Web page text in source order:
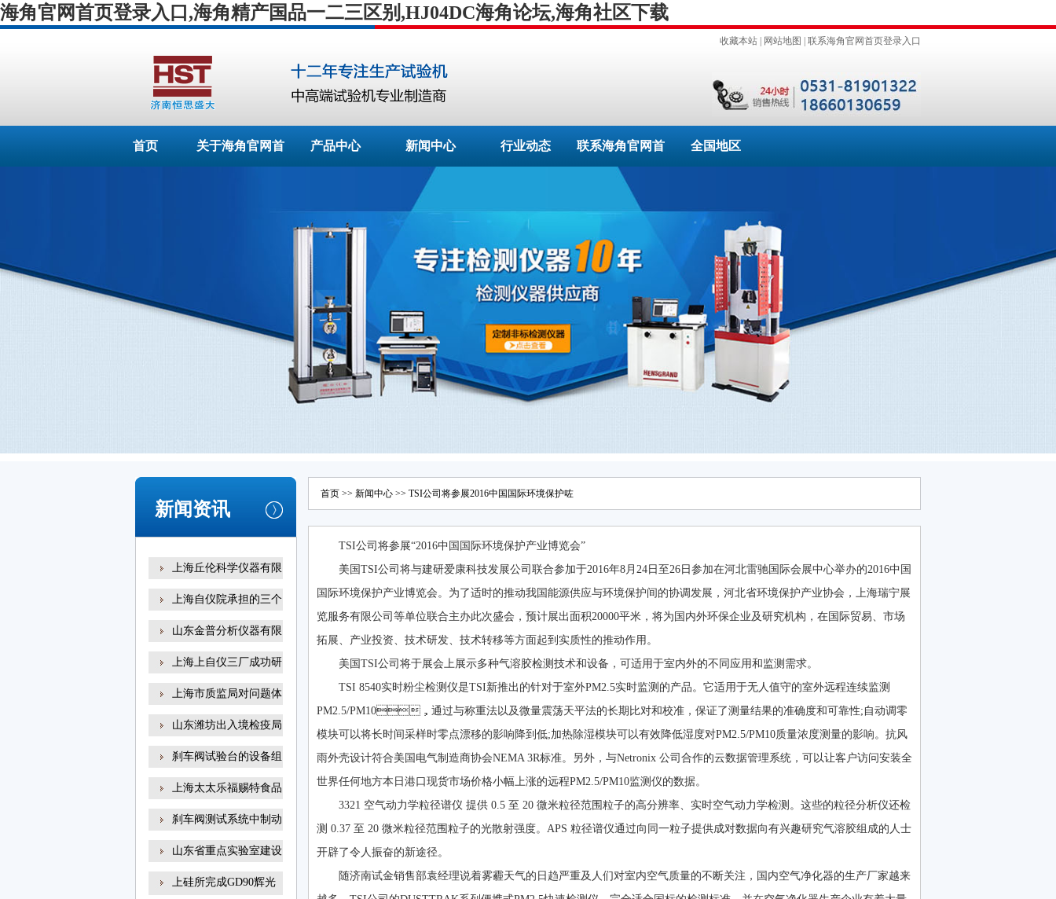
海角官网首页登录入口,海角精产国品一二三区别,HJ04DC海角论坛,海角社区下载
收藏本站 网站地图 联系海角官网首页登录入口
首页 关于海角官网首 产品中心 新闻中心 行业动态 联系海角官网首
页登录入口
全国地区
新闻资讯
上海丘伦科学仪器有限
上海自仪院承担的三个
山东金普分析仪器有限
上海上自仪三厂成功研
上海市质监局对问题体
山东潍坊出入境检疫局
刹车阀试验台的设备组
上海太太乐福赐特食品
刹车阀测试系统中制动
山东省重点实验室建设
上硅所完成GD90辉光
首页 >> 新闻中心 >> TSI公司将参展2016中国国际环境保护咗
TSI公司将参展“2016中国国际环境保护产业博览会”
美国TSI公司将与建研爱康科技发展公司联合参加于2016年8月24日至26日参加在河北雷驰国际会展中心举办的2016中国
国际环境保护产业博览会。为了适时的推动我国能源供应与环境保护间的协调发展，河北省环境保护产业协会，上海瑞宁展
览服务有限公司等单位联合主办此次盛会，预计展出面积20000平米，将为国内外环保企业及研究机构，在国际贸易、市场
拓展、产业投资、技术研发、技术转移等方面起到实质性的推动作用。
美国TSI公司将于展会上展示多种气溶胶检测技术和设备，可适用于室内外的不同应用和监测需求。
TSI 8540实时粉尘检测仪是TSI新推出的针对于室外PM2.5实时监测的产品。它适用于无人值守的室外远程连续监测
PM2.5/PM10，通过与称重法以及微量震荡天平法的长期比对和校准，保证了测量结果的准确度和可靠性;自动调零
模块可以将长时间采样时零点漂移的影响降到低;加热除湿模块可以有效降低湿度对PM2.5/PM10质量浓度测量的影响。抗风
雨外壳设计符合美国电气制造商协会NEMA 3R标准。另外，与Netronix 公司合作的云数据管理系统，可以让客户访问安装全
世界任何地方本日港口现货市场价格小幅上涨的远程PM2.5/PM10监测仪的数据。
3321 空气动力学粒径谱仪 提供 0.5 至 20 微米粒径范围粒子的高分辨率、实时空气动力学检测。这些的粒径分析仪还检
测 0.37 至 20 微米粒径范围粒子的光散射强度。APS 粒径谱仪通过向同一粒子提供成对数据向有兴趣研究气溶胶组成的人士
开辟了令人振奋的新途径。
随济南试金销售部袁经理说着雾霾天气的日趋严重及人们对室内空气质量的不断关注，国内空气净化器的生产厂家越来